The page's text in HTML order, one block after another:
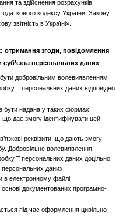
та здійснення розрахунків
кодексу України, Закону
звітність в Україні».
згоди, повідомлення
персональних даних
добровільним волевиявленням
її персональних даних відповідно
бути надана у таких формах:
дає змогу ідентифікувати цей
реквізити, що дають змогу
Добровільне волевиявлення
її персональних даних доцільно
персональних даних;
в електронному файлі,
документованих програмно-
під час оформлення цивільно-